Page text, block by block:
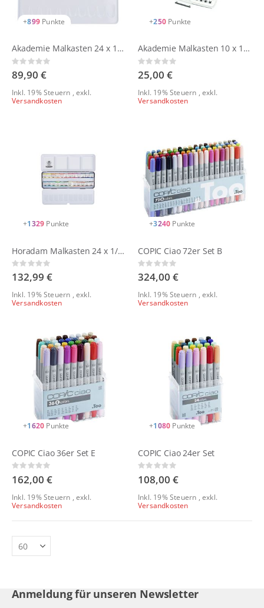
+899 Punkte
Akademie Malkasten 24 x 1/2 Näpfchen
Rating:
0%
89,90 €
Inkl. 19% Steuern ,exkl.
Versandkosten
+250 Punkte
Akademie Malkasten 10 x 1/2 Näpfchen
Rating:
0%
25,00 €
Inkl. 19% Steuern ,exkl.
Versandkosten
+1329 Punkte
Horadam Malkasten 24 x 1/2 Näpfchen
Rating:
0%
132,99 €
Inkl. 19% Steuern ,exkl.
Versandkosten
+3240 Punkte
COPIC Ciao 72er Set B
Rating:
0%
324,00 €
Inkl. 19% Steuern ,exkl.
Versandkosten
+1620 Punkte
COPIC Ciao 36er Set E
Rating:
0%
162,00 €
Inkl. 19% Steuern ,exkl.
Versandkosten
+1080 Punkte
COPIC Ciao 24er Set
Rating:
0%
108,00 €
Inkl. 19% Steuern ,exkl.
Versandkosten
Anmeldung für unseren Newsletter